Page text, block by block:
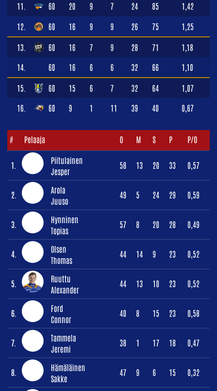
11. 60 20 9 7 24 85 1,42
12. 60 16 9 9 26 75 1,25
13. 60 16 7 9 28 71 1,18
14. 60 16 6 6 32 66 1,10
15. 60 15 6 7 32 64 1,07
16. 60 9 1 11 39 40 0,67
# Pelaaja O M S P P/O
1.
Piitulainen
Jesper
58 13 20 33 0,57
2.
Arola
Juuso
49 5 24 29 0,59
3.
Hynninen
Topias
57 8 20 28 0,49
4.
Olsen
Thomas
44 14 9 23 0,52
5.
Ruuttu
Alexander
44 13 10 23 0,52
6.
Ford
Connor
40 8 15 23 0,58
7.
Tammela
Jeremi
38 1 17 18 0,47
8.
Hämäläinen
Sakke
47 9 6 15 0,32